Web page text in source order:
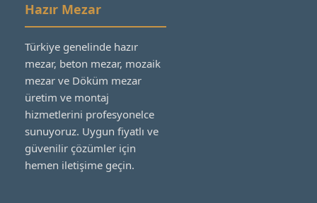
Hazır Mezar
Türkiye genelinde hazır
mezar, beton mezar, mozaik
mezar ve Döküm mezar
üretim ve montaj
hizmetlerini profesyonelce
sunuyoruz. Uygun fiyatlı ve
güvenilir çözümler için
hemen iletişime geçin.